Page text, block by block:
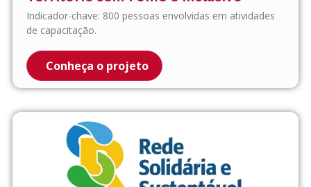
Indicador-chave: 800 pessoas envolvidas em atividades
de capacitação.
Conheça o projeto